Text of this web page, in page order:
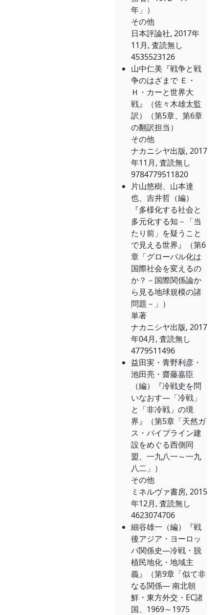
年」）
その他
日本評論社, 2017年
11月, 査読無し
4535523126
山中仁美『戦争と戦
争のはざまで Ｅ・
Ｈ・カーと世界大
戦』（佐々木雄太監
訳）（第5章、第6章
の翻訳担当）
その他
ナカニシヤ出版, 2017
年11月, 査読無し
9784779511820
片山悠樹、山本達
也、吉井哲（編）
『多様化する社会と
多元化する知－「当
たり前」を疑うこと
で見える世界』（第6
章「グローバル化は
国際社会を変えるの
か？－国際関係論か
ら見る地球規模の諸
問題－」）
単著
ナカニシヤ出版, 2017
年04月, 査読無し
4779511496
益田実・青野利彦・
池田亮・齋藤嘉臣
（編）『冷戦史を問
いなおす―「冷戦」
と「非冷戦」の境
界』（第5章「天然ガ
ス・パイプライン建
設をめぐる西側同
盟、一九八一～一九
八二」）
その他
ミネルヴァ書房, 2015
年12月, 査読無し
4623074706
細谷雄一（編）『戦
後アジア・ヨーロッ
パ関係史―冷戦・脱
植民地化・地域主
義』（第9章「似て非
なる関係― 南北朝
鮮・東方外交・EC諸
国、1969～1975